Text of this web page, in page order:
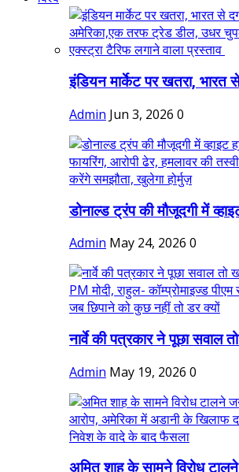
इंडियन मार्केट पर खतरा, भारत
Admin Jun 3, 2026 0
डोनाल्ड ट्रंप की मौजूदगी में
Admin May 24, 2026 0
नार्वे की पत्रकार ने पूछा सवाल
Admin May 19, 2026 0
अमित शाह के सामने विरोध